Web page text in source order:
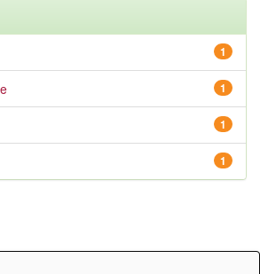
1
1
1
1